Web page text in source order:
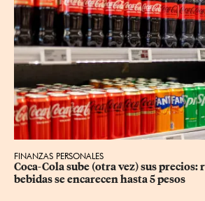
FINANZAS PERSONALES
Coca-Cola sube (otra vez) sus precios:
bebidas se encarecen hasta 5 pesos